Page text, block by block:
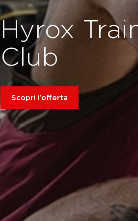
Hyrox
Club
Scopri l'offerta